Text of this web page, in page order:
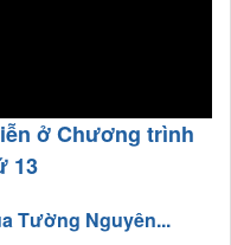
ở Chương trình
13
Tường Nguyên...